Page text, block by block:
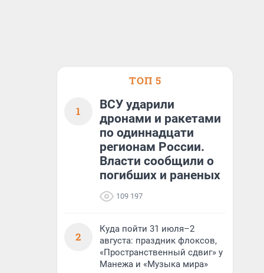
ТОП 5
1
ВСУ ударили
дронами и ракетами
по одиннадцати
регионам России.
Власти сообщили о
погибших и раненых
109 197
2
Куда пойти 31 июля–2
августа: праздник флоксов,
«Пространственный сдвиг» у
Манежа и «Музыка мира»